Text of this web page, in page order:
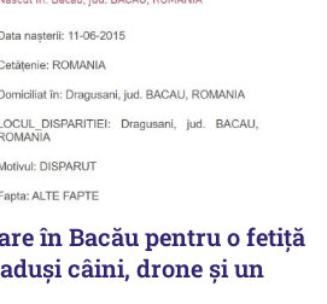
în Bacău pentru o fetiță
câini, drone și un